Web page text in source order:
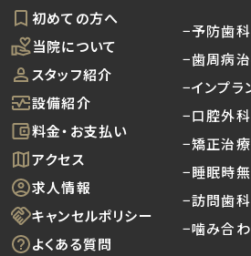
初めての方へ
当院について
スタッフ紹介
設備紹介
料金・お支払い
アクセス
求人情報
キャンセルポリシー
よくある質問
−予防歯科
−歯周病
−インプラ
−口腔外科
−矯正治療
−睡眠時
−訪問歯科
−噛み合